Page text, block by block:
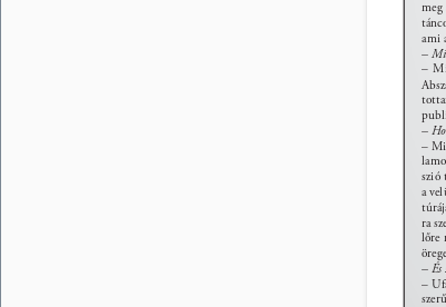
meg
ami
– Mi
–
–
–
szió
a
ra
lőre
– És
–